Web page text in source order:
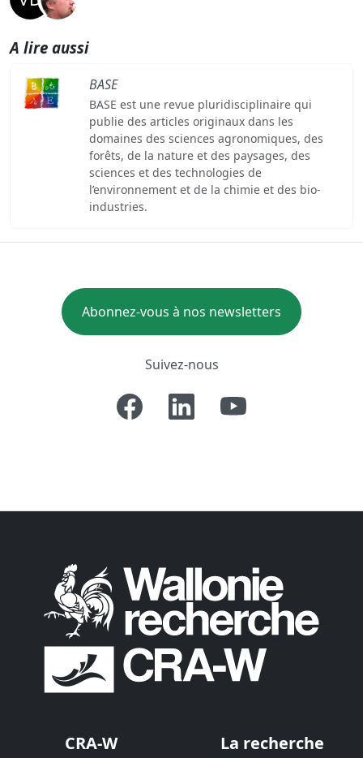
A lire aussi
BASE
BASE est une revue pluridisciplinaire qui
publie des articles originaux dans les
domaines des sciences agronomiques, des
forêts, de la nature et des paysages, des
sciences et des technologies de
l’environnement et de la chimie et des bio-
industries.
Abonnez-vous à nos newsletters
Suivez-nous
CRA-W La recherche